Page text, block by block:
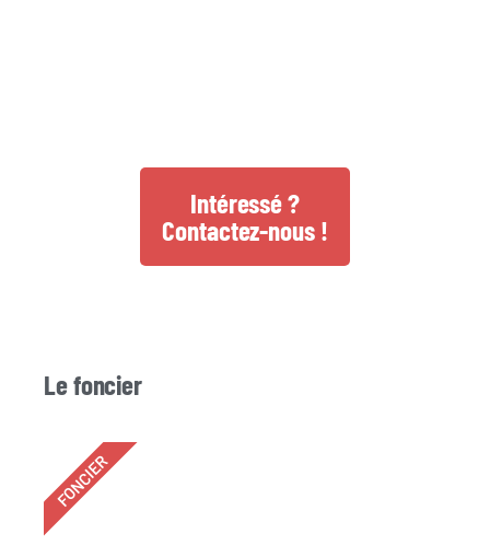
Intéressé ?
Contactez-nous !
Le foncier
FONCIER